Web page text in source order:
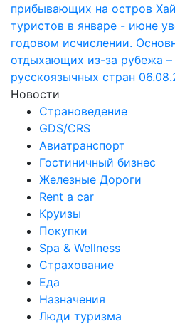
прибывающих на остров
туристов в январе - июне
годовом исчислении.
отдыхающих из-за рубежа
русскоязычных стран
Новости
Страноведение
GDS/CRS
Авиатранспорт
Гостиничный бизнес
Железные Дороги
Rent a car
Круизы
Покупки
Spa & Wellness
Страхование
Еда
Назначения
Люди туризма